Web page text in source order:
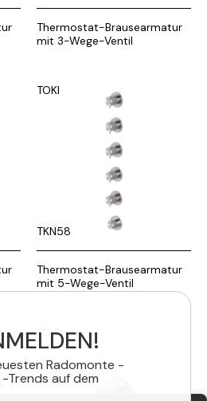
Thermostat-Brausearmatur
mit 3-Wege-Ventil
TOKI
TKN58
Thermostat-Brausearmatur
mit 5-Wege-Ventil
TOKI
Radomonte -
Trends auf dem